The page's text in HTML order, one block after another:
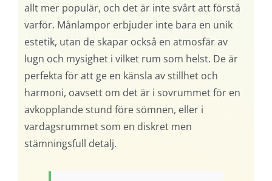
allt mer populär, och det är inte svårt att förstå
varför. Månlampor erbjuder inte bara en unik
estetik, utan de skapar också en atmosfär av
lugn och mysighet i vilket rum som helst. De är
perfekta för att ge en känsla av stillhet och
harmoni, oavsett om det är i sovrummet för en
avkopplande stund före sömnen, eller i
vardagsrummet som en diskret men
stämningsfull detalj.